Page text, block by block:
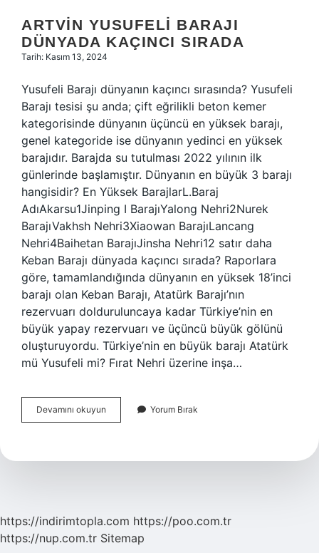
ARTVIN YUSUFELI BARAJI
DÜNYADA KAÇINCI SIRADA
Tarih: Kasım 13, 2024
Yusufeli Barajı dünyanın kaçıncı sırasında? Yusufeli
Barajı tesisi şu anda; çift eğrilikli beton kemer
kategorisinde dünyanın üçüncü en yüksek barajı,
genel kategoride ise dünyanın yedinci en yüksek
barajıdır. Barajda su tutulması 2022 yılının ilk
günlerinde başlamıştır. Dünyanın en büyük 3 barajı
hangisidir? En Yüksek BarajlarL.Baraj
AdıAkarsu1Jinping I BarajıYalong Nehri2Nurek
BarajıVakhsh Nehri3Xiaowan BarajıLancang
Nehri4Baihetan BarajıJinsha Nehri12 satır daha
Keban Barajı dünyada kaçıncı sırada? Raporlara
göre, tamamlandığında dünyanın en yüksek 18’inci
barajı olan Keban Barajı, Atatürk Barajı’nın
rezervuarı dolduruluncaya kadar Türkiye’nin en
büyük yapay rezervuarı ve üçüncü büyük gölünü
oluşturuyordu. Türkiye’nin en büyük barajı Atatürk
mü Yusufeli mi? Fırat Nehri üzerine inşa…
Devamını okuyun
Yusufeli
Kaçıncı
Yorum Bırak
https://indirimtopla.com https://poo.com.tr
https://nup.com.tr Sitemap